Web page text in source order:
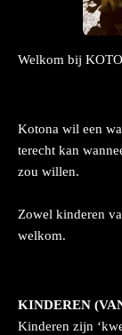
Welkom bij
Kotona wil een
terecht kan
zou willen.
Zowel kinderen
welkom.
KINDEREN
Kinderen zijn